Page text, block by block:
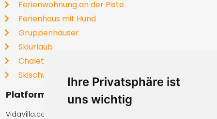
Ihre Privatsphäre ist
uns wichtig
Ferienwohnung an der Piste
Ferienhaus mit Hund
Gruppenhäuser
Skiurlaub
Chalets
Skischulen
Platformbetreiber
VidaVilla.com BV